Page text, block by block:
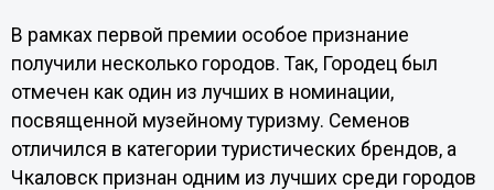
В рамках первой премии особое признание
получили несколько городов. Так, Городец был
отмечен как один из лучших в номинации,
посвященной музейному туризму. Семенов
отличился в категории туристических брендов, а
Чкаловск признан одним из лучших среди городов